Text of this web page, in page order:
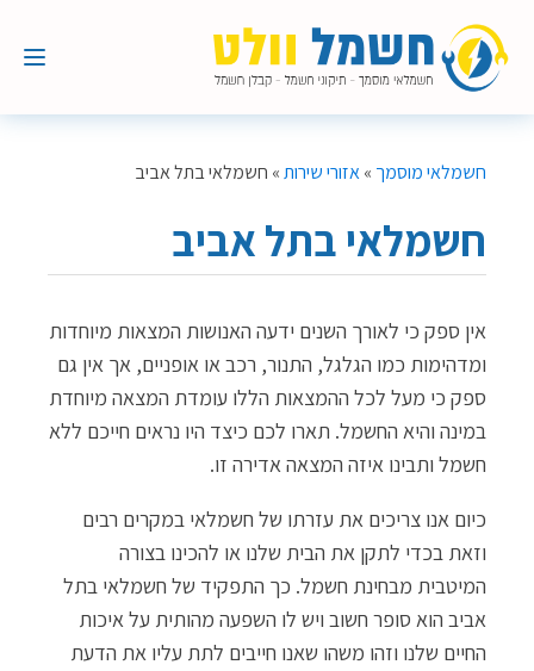
חשמלאי מוסמך »אזורי שירות» חשמלאי בתל אביב
חשמלאי בתל אביב
אין ספק כי לאורך השנים ידעה האנושות המצאות מיוחדות
ומדהימות כמו הגלגל, התנור, רכב או אופניים, אך אין גם
ספק כי מעל לכל ההמצאות הללו עומדת המצאה מיוחדת
במינה והיא החשמל. תארו לכם כיצד היו נראים חייכם ללא
חשמל ותבינו איזה המצאה אדירה זו.
כיום אנו צריכים את עזרתו של חשמלאי במקרים רבים
וזאת בכדי לתקן את הבית שלנו או להכינו בצורה
המיטבית מבחינת חשמל. כך התפקיד של חשמלאי בתל
אביב הוא סופר חשוב ויש לו השפעה מהותית על איכות
החיים שלנו וזהו משהו שאנו חייבים לתת עליו את הדעת